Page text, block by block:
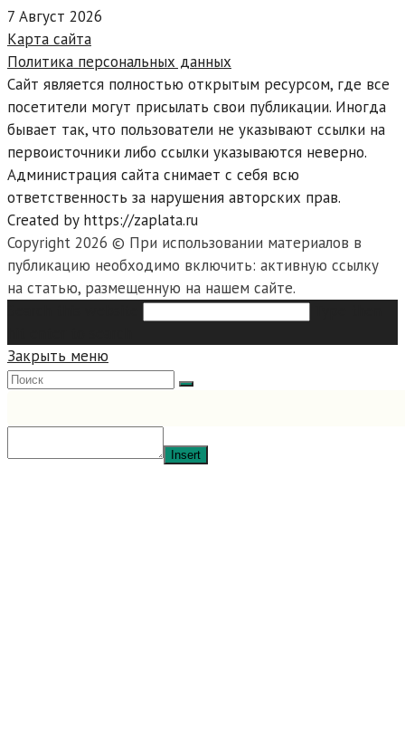
7 Август 2026
Карта сайта
Политика персональных данных
Сайт является полностью открытым ресурсом, где все
посетители могут присылать свои публикации. Иногда
бывает так, что пользователи не указывают ссылки на
первоисточники либо ссылки указываются неверно.
Администрация сайта снимает с себя всю
ответственность за нарушения авторских прав.
Created by https://zaplata.ru
Copyright 2026 © При использовании материалов в
публикацию необходимо включить: активную ссылку
на статью, размещенную на нашем сайте.
Закрыть меню
Insert